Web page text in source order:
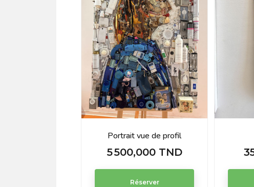
Portrait vue de profil
Prix
5 500,000 TND
Réserver